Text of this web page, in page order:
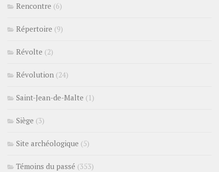
Rencontre (6)
Répertoire (9)
Révolte (2)
Révolution (24)
Saint-Jean-de-Malte (1)
Siège (3)
Site archéologique (5)
Témoins du passé (353)